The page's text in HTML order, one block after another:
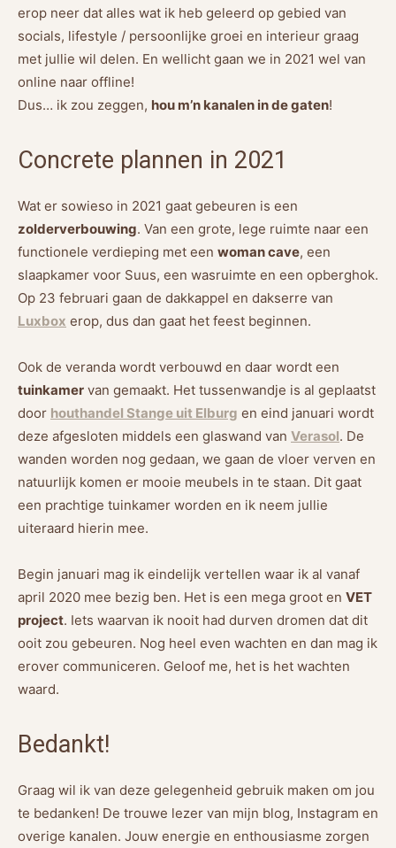
erop neer dat alles wat ik heb geleerd op gebied van
socials, lifestyle / persoonlijke groei en interieur graag
met jullie wil delen. En wellicht gaan we in 2021 wel van
online naar offline!
Dus… ik zou zeggen, hou m’n kanalen in de gaten!
Concrete plannen in 2021
Wat er sowieso in 2021 gaat gebeuren is een
zolderverbouwing. Van een grote, lege ruimte naar een
functionele verdieping met een woman cave, een
slaapkamer voor Suus, een wasruimte en een opberghok.
Op 23 februari gaan de dakkappel en dakserre van
Luxbox erop, dus dan gaat het feest beginnen.
Ook de veranda wordt verbouwd en daar wordt een
tuinkamer van gemaakt. Het tussenwandje is al geplaatst
door houthandel Stange uit Elburg en eind januari wordt
deze afgesloten middels een glaswand van Verasol. De
wanden worden nog gedaan, we gaan de vloer verven en
natuurlijk komen er mooie meubels in te staan. Dit gaat
een prachtige tuinkamer worden en ik neem jullie
uiteraard hierin mee.
Begin januari mag ik eindelijk vertellen waar ik al vanaf
april 2020 mee bezig ben. Het is een mega groot en VET
project. Iets waarvan ik nooit had durven dromen dat dit
ooit zou gebeuren. Nog heel even wachten en dan mag ik
erover communiceren. Geloof me, het is het wachten
waard.
Bedankt!
Graag wil ik van deze gelegenheid gebruik maken om jou
te bedanken! De trouwe lezer van mijn blog, Instagram en
overige kanalen. Jouw energie en enthousiasme zorgen